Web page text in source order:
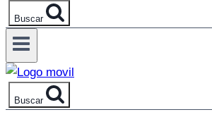
Buscar
Buscar